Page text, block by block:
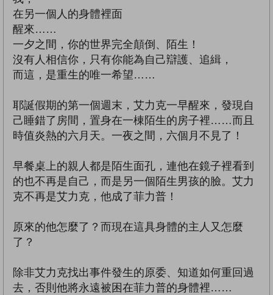
在另一個人的身體裡面
醒來……
一夕之間，你的世界完全顛倒、陌生！
沒有人相信你，只有你能為自己辯護、追緝，
而這，是重生的唯一希望……
耶誕假期的第一個週末，艾力克一早醒來，發現自
己睡錯了房間，置身在一棟陌生的房子裡……而且
時值炎熱的六月天。一夜之間，六個月不見了！
早餐桌上的親人都是陌生面孔，連他在鏡子裡看到
的也不再是自己，而是另一個陌生男孩的臉。艾力
克不再是艾力克，他成了菲力普！
原來的他怎麼了？而現在這具身體的主人又怎麼
了？
除非艾力克找出事件發生的原委、知道如何重回過
去，否則他將永遠被困在菲力普的身體裡……